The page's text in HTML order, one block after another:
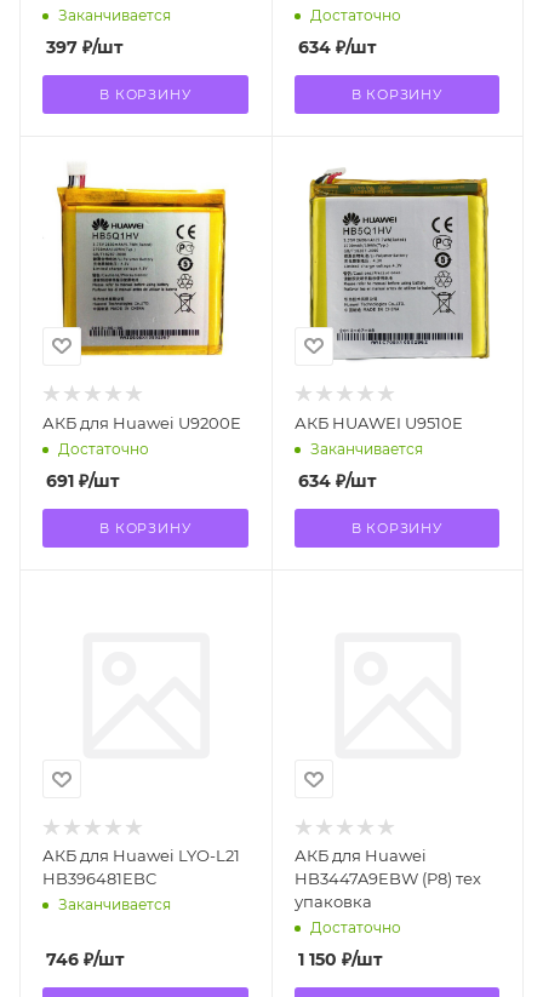
Заканчивается
397 ₽/шт
В КОРЗИНУ
S8520 T8620 U8660
Достаточно
634₽/шт
В КОРЗИНУ
АКБ для Huawei U9200E
Достаточно
691 ₽/шт
В КОРЗИНУ
АКБ HUAWEI U9510E
Заканчивается
634₽/шт
В КОРЗИНУ
АКБ для Huawei LYO-L21
HB396481EBC
Заканчивается
746 ₽/шт
АКБ для Huawei
HB3447A9EBW (P8) тех
упаковка
Достаточно
1 150 ₽/шт